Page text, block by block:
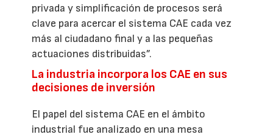
privada y simplificación de procesos será
clave para acercar el sistema CAE cada vez
más al ciudadano final y a las pequeñas
actuaciones distribuidas”.
La industria incorpora los CAE en sus
decisiones de inversión
El papel del sistema CAE en el ámbito
industrial fue analizado en una mesa